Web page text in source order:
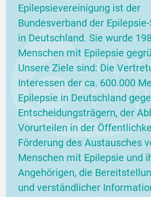
Epilepsievereinigung ist der
Bundesverband der
in Deutschland. Sie wurde
Menschen mit Epilepsie
Unsere Ziele sind: Die
Interessen der ca. 600.000
Epilepsie in Deutschland
Entscheidungsträgern, der
Vorurteilen in der
Förderung des Austausches
Menschen mit Epilepsie und
Angehörigen, die
und verständlicher